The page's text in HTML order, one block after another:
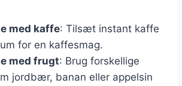
med kaffe: Tilsæt instant kaffe
for en kaffesmag.
med frugt: Brug forskellige
jordbær, banan eller appelsin